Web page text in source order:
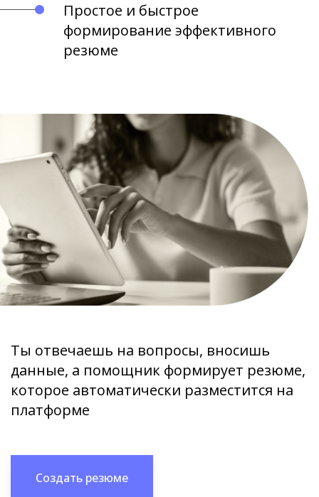
Простое и быстрое
формирование эффективного
резюме
Ты отвечаешь на вопросы, вносишь
данные, а помощник формирует резюме,
которое автоматически разместится на
платформе
Создать резюме